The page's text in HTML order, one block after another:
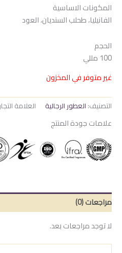
المكونات الاساسية
الفانيليا، طحلب السنديان، العود
الحجم
100 مللي
غير متوفر في المخزون
التصنيف: العطور الرجالية العلامة
علامات جودة المنتج
مراجعات (0)
لا توجد مراجعات بعد.